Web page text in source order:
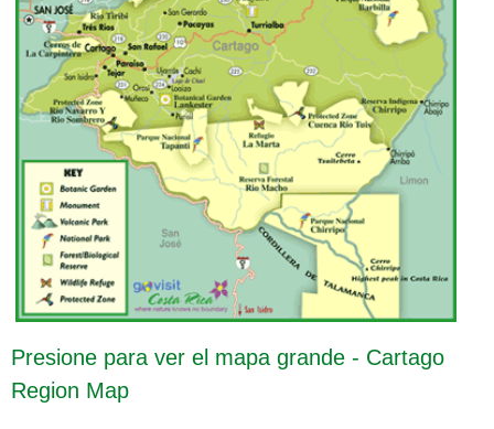
Presione para ver el mapa grande - Cartago
Region Map